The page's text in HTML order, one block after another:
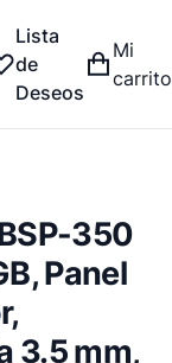
Lista
de
Deseos
Mi
carrito
350
Panel
3.5 mm,